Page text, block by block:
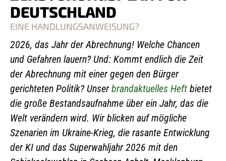
DEUTSCHLAND
EINE HANDLUNGSANWEISUNG?
2026, das Jahr der Abrechnung! Welche Chancen
und Gefahren lauern? Und: Kommt endlich die Zeit
der Abrechnung mit einer gegen den Bürger
gerichteten Politik? Unserbrandaktuelles Heft bietet
die große Bestandsaufnahme über ein Jahr, das die
Welt verändern wird. Wir blicken auf mögliche
Szenarien im Ukraine-Krieg, die rasante Entwicklung
der KI und das Superwahljahr 2026 mit den